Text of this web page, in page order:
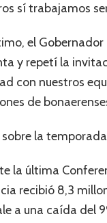
sí trabajamos
el
y repetí la
con nuestros
de
la
la última
recibió 8,3
a una caída del